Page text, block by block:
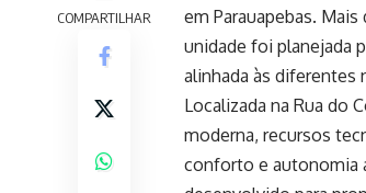
COMPARTILHAR
em Parauapebas.
unidade foi planejada
alinhada às diferentes
Localizada na Rua do
moderna, recursos
conforto e autonomia